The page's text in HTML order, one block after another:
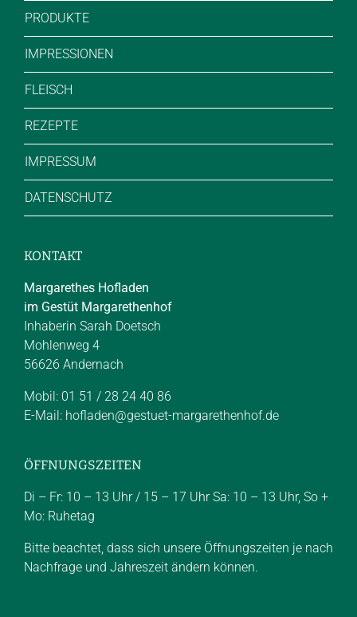
PRODUKTE
IMPRESSIONEN
FLEISCH
REZEPTE
IMPRESSUM
DATENSCHUTZ
KONTAKT
Margarethes Hofladen
im Gestüt Margarethenhof
Inhaberin Sarah Doetsch
Mohlenweg 4
56626 Andernach
Mobil: 01 51 / 28 24 40 86
E-Mail: hofladen@gestuet-margarethenhof.de
ÖFFNUNGSZEITEN
Di – Fr: 10 – 13 Uhr / 15 – 17 Uhr Sa: 10 – 13 Uhr, So +
Mo: Ruhetag
Bitte beachtet, dass sich unsere Öffnungszeiten je nach
Nachfrage und Jahreszeit ändern können.